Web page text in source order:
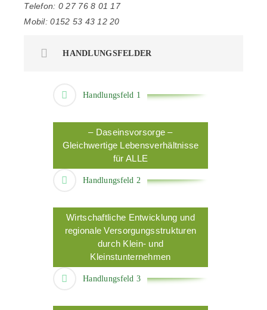
Telefon: 0 27 76 8 01 17
Mobil: 0152 53 43 12 20
HANDLUNGSFELDER
Handlungsfeld 1
– Daseinsvorsorge –
Gleichwertige Lebensverhältnisse
für ALLE
Handlungsfeld 2
Wirtschaftliche Entwicklung und
regionale Versorgungsstrukturen
durch Klein- und
Kleinstunternehmen
Handlungsfeld 3